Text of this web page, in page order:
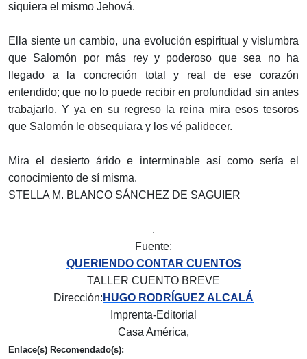
siquiera el mismo Jehová.
Ella siente un cambio, una evolución espiritual y vislumbra
que Salomón por más rey y poderoso que sea no ha
llegado a la concreción total y real de ese corazón
entendido; que no lo puede recibir en profundidad sin antes
trabajarlo. Y ya en su regreso la reina mira esos tesoros
que Salomón le obsequiara y los vé palidecer.
Mira el desierto árido e interminable así como sería el
conocimiento de sí misma.
STELLA M. BLANCO SÁNCHEZ DE SAGUIER
.
Fuente:
QUERIENDO CONTAR CUENTOS
TALLER CUENTO BREVE
Dirección: HUGO RODRÍGUEZ ALCALÁ
Imprenta-Editorial
Casa América,
Enlace(s) Recomendado(s):